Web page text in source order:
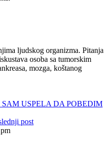
ljudskog organizma. Pitanja
osoba sa tumorskim
mozga, koštanog
USPELA DA POBEDIM
post